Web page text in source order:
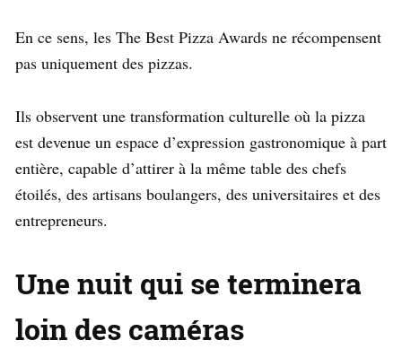
En ce sens, les The Best Pizza Awards ne récompensent
pas uniquement des pizzas.
Ils observent une transformation culturelle où la pizza
est devenue un espace d’expression gastronomique à part
entière, capable d’attirer à la même table des chefs
étoilés, des artisans boulangers, des universitaires et des
entrepreneurs.
Une nuit qui se terminera
loin des caméras